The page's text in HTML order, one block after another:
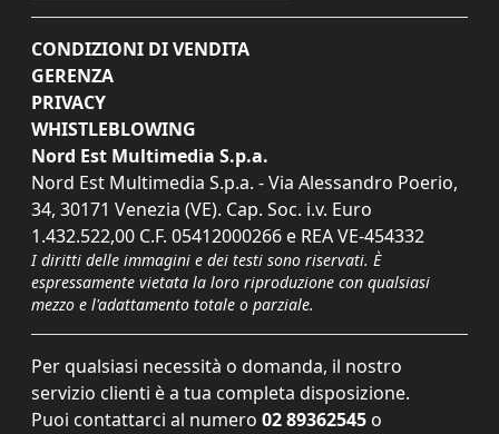
CONDIZIONI DI VENDITA
GERENZA
PRIVACY
WHISTLEBLOWING
Nord Est Multimedia S.p.a.
Nord Est Multimedia S.p.a. - Via Alessandro Poerio,
34, 30171 Venezia (VE). Cap. Soc. i.v. Euro
1.432.522,00 C.F. 05412000266 e REA VE-454332
I diritti delle immagini e dei testi sono riservati. È
espressamente vietata la loro riproduzione con qualsiasi
mezzo e l'adattamento totale o parziale.
Per qualsiasi necessità o domanda, il nostro
servizio clienti è a tua completa disposizione.
Puoi contattarci al numero 02 89362545 o